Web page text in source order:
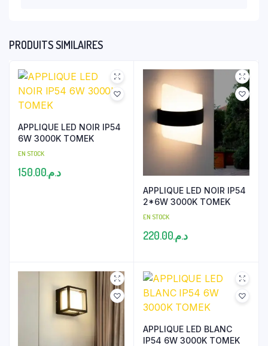
PRODUITS SIMILAIRES
APPLIQUE LED NOIR IP54
6W 3000K TOMEK
EN STOCK
د.م.150.00
APPLIQUE LED NOIR IP54
2*6W 3000K TOMEK
EN STOCK
د.م.220.00
APPLIQUE LED BLANC
IP54 6W 3000K TOMEK